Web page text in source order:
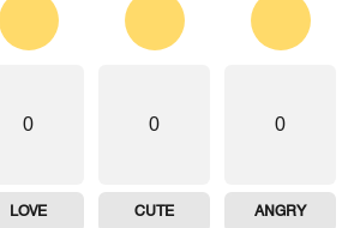
0
ANGRY
0
CUTE
0
LOVE